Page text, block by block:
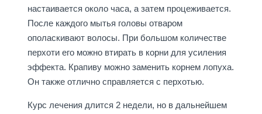
настаивается около часа, а затем процеживается.
После каждого мытья головы отваром
ополаскивают волосы. При большом количестве
перхоти его можно втирать в корни для усиления
эффекта. Крапиву можно заменить корнем лопуха.
Он также отлично справляется с перхотью.
Курс лечения длится 2 недели, но в дальнейшем